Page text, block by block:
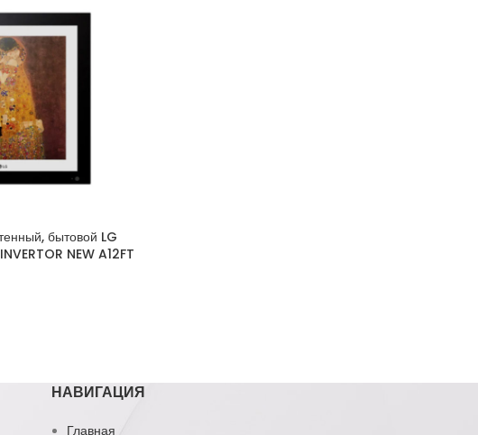
бытовой LG
NEW A12FT
НАВИГАЦИЯ
Главная